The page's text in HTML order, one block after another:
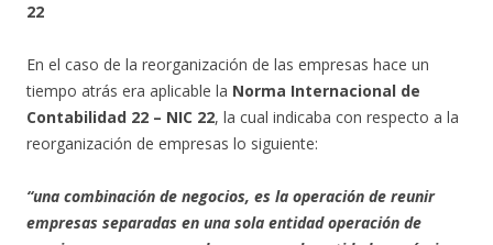
22
En el caso de la reorganización de las empresas hace un
tiempo atrás era aplicable la Norma Internacional de
Contabilidad 22 – NIC 22, la cual indicaba con respecto a la
reorganización de empresas lo siguiente:
“una combinación de negocios, es la operación de reunir
empresas separadas en una sola entidad operación de